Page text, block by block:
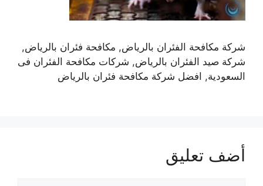
شركة مكافحة الفئران بالرياض, مكافحة فئران بالرياض,
شركة صيد الفئران بالرياض, شركات مكافحة الفئران فى
السعودية, افضل شركة مكافحة فئران بالرياض
أضف تعليق